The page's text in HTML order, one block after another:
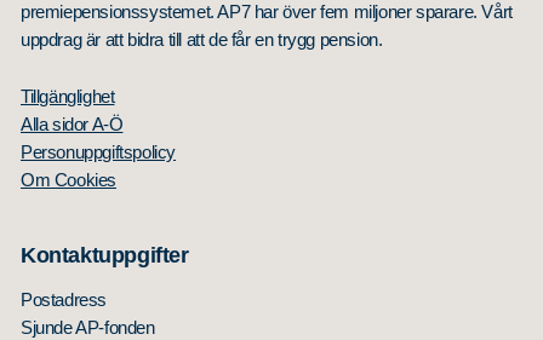
premiepensionssystemet. AP7 har över fem miljoner sparare. Vårt
uppdrag är att bidra till att de får en trygg pension.
Tillgänglighet
Alla sidor A-Ö
Personuppgiftspolicy
Om Cookies
Kontaktuppgifter
Postadress
Sjunde AP-fonden